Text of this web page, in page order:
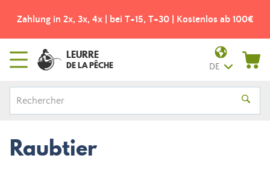
Zahlung in 2x, 3x, 4x | bei T+15, T+30 | Kostenlos ab 100€
LEURRE
DE LA PÊCHE DE
Raubtier